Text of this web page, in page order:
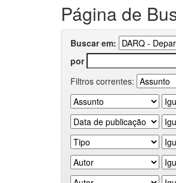
Página de
Buscar em:
por
Filtros correntes: